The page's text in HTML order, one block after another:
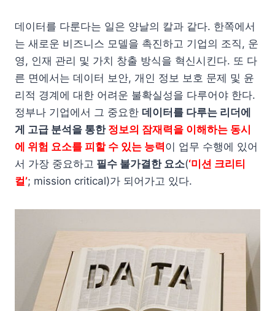
데이터를 다룬다는 일은 양날의 칼과 같다. 한쪽에서
는 새로운 비즈니스 모델을 촉진하고 기업의 조직, 운
영, 인재 관리 및 가치 창출 방식을 혁신시킨다. 또 다
른 면에서는 데이터 보안, 개인 정보 보호 문제 및 윤
리적 경계에 대한 어려운 불확실성을 다루어야 한다.
정부나 기업에서 그 중요한 데이터를 다루는 리더에
게 고급 분석을 통한 정보의 잠재력을 이해하는 동시
에 위험 요소를 피할 수 있는 능력이 업무 수행에 있어
서 가장 중요하고 필수 불가결한 요소(‘미션 크리티
컬’; mission critical)가 되어가고 있다.